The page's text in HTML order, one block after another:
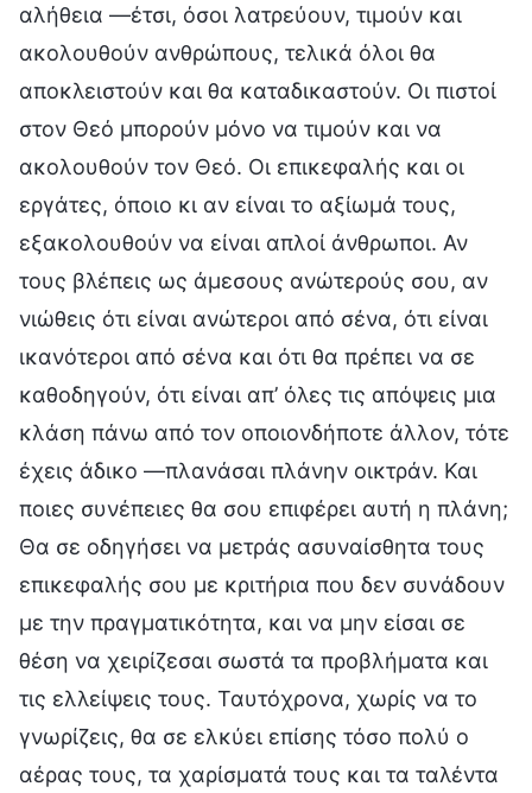
αλήθεια —έτσι, όσοι λατρεύουν, τιμούν και
ακολουθούν ανθρώπους, τελικά όλοι θα
αποκλειστούν και θα καταδικαστούν. Οι πιστοί
στον Θεό μπορούν μόνο να τιμούν και να
ακολουθούν τον Θεό. Οι επικεφαλής και οι
εργάτες, όποιο κι αν είναι το αξίωμά τους,
εξακολουθούν να είναι απλοί άνθρωποι. Αν
τους βλέπεις ως άμεσους ανώτερούς σου, αν
νιώθεις ότι είναι ανώτεροι από σένα, ότι είναι
ικανότεροι από σένα και ότι θα πρέπει να σε
καθοδηγούν, ότι είναι απ’ όλες τις απόψεις μια
κλάση πάνω από τον οποιονδήποτε άλλον, τότε
έχεις άδικο —πλανάσαι πλάνην οικτράν. Και
ποιες συνέπειες θα σου επιφέρει αυτή η πλάνη;
Θα σε οδηγήσει να μετράς ασυναίσθητα τους
επικεφαλής σου με κριτήρια που δεν συνάδουν
με την πραγματικότητα, και να μην είσαι σε
θέση να χειρίζεσαι σωστά τα προβλήματα και
τις ελλείψεις τους. Ταυτόχρονα, χωρίς να το
γνωρίζεις, θα σε ελκύει επίσης τόσο πολύ ο
αέρας τους, τα χαρίσματά τους και τα ταλέντα